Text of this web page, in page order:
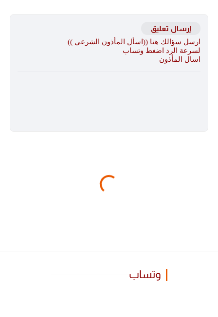
إرسال تعليق
ارسل سؤالك هنا ((اسأل المأذون الشرعي ))
لسرعة الرد اضغط وتساب
اسال المأذون
وتساب